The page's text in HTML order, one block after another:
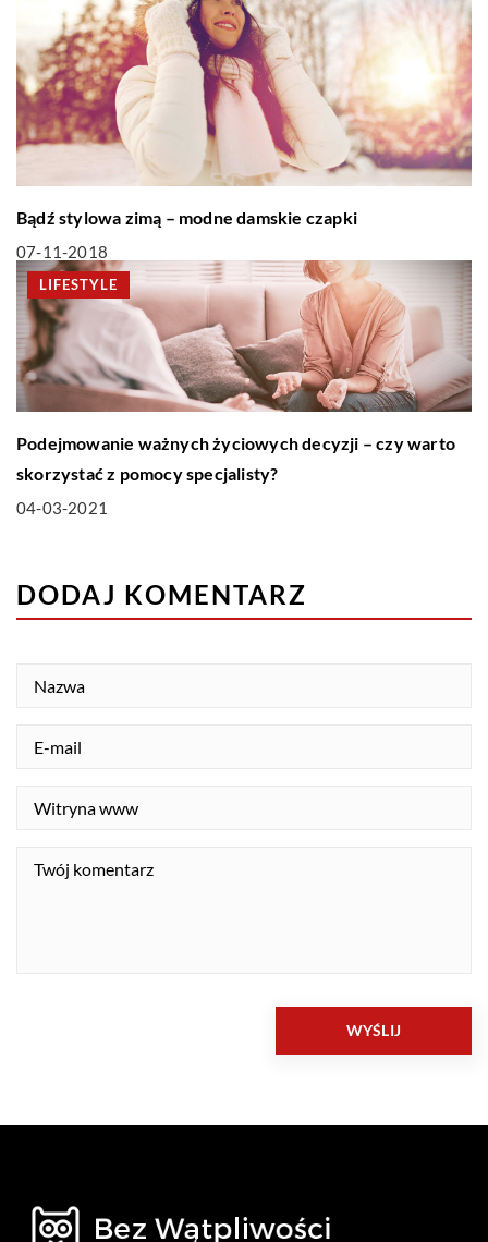
Bądź stylowa zimą – modne damskie czapki
07-11-2018
LIFESTYLE
Podejmowanie ważnych życiowych decyzji – czy warto
skorzystać z pomocy specjalisty?
04-03-2021
DODAJ KOMENTARZ